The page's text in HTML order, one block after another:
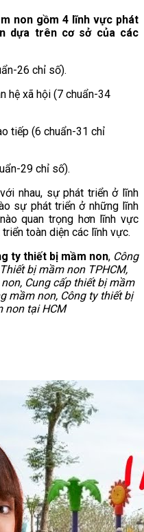
non gồm 4 lĩnh vực phát
dựa trên cơ sở của các
26 chỉ số).
hệ xã hội (7 chuẩn-34
tiếp (6 chuẩn-31 chỉ
29 chỉ số).
nhau, sự phát triển ở lĩnh
sự phát triển ở những lĩnh
quan trọng hơn lĩnh vực
toàn diện các lĩnh vực.
ty thiết bị mầm non, Công
bị mầm non TPHCM,
Cung cấp thiết bị mầm
mầm non, Công ty thiết bị
non tại HCM